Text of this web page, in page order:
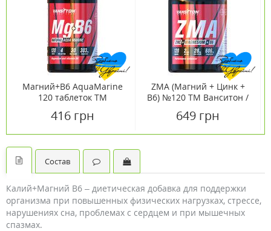
Магний+B6 AquaMarine
120 таблеток ТМ
416 грн
ZMA (Магний + Цинк +
В6) №120 ТМ Ванситон /
649 грн
Состав
Калий+Магний В6 – диетическая добавка для поддержки
организма при повышенных физических нагрузках, стрессе,
нарушениях сна, проблемах с сердцем и при мышечных
спазмах.